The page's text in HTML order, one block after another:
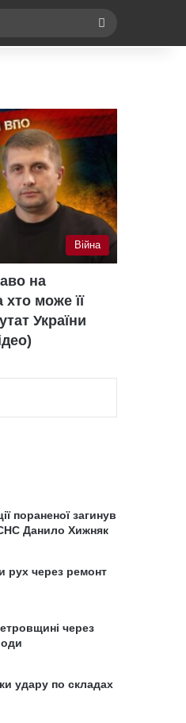
Війна
на
може її
України
пораненої загинув
Данило Хижняк
рух через ремонт
через
удару по складах